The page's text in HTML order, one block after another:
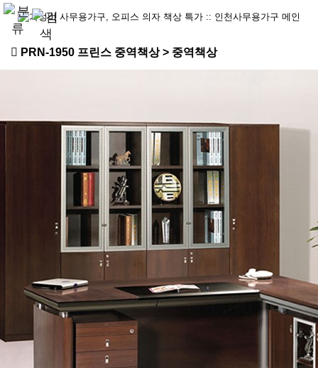
PRN-1950 프린스 중역책상 > 중역책상